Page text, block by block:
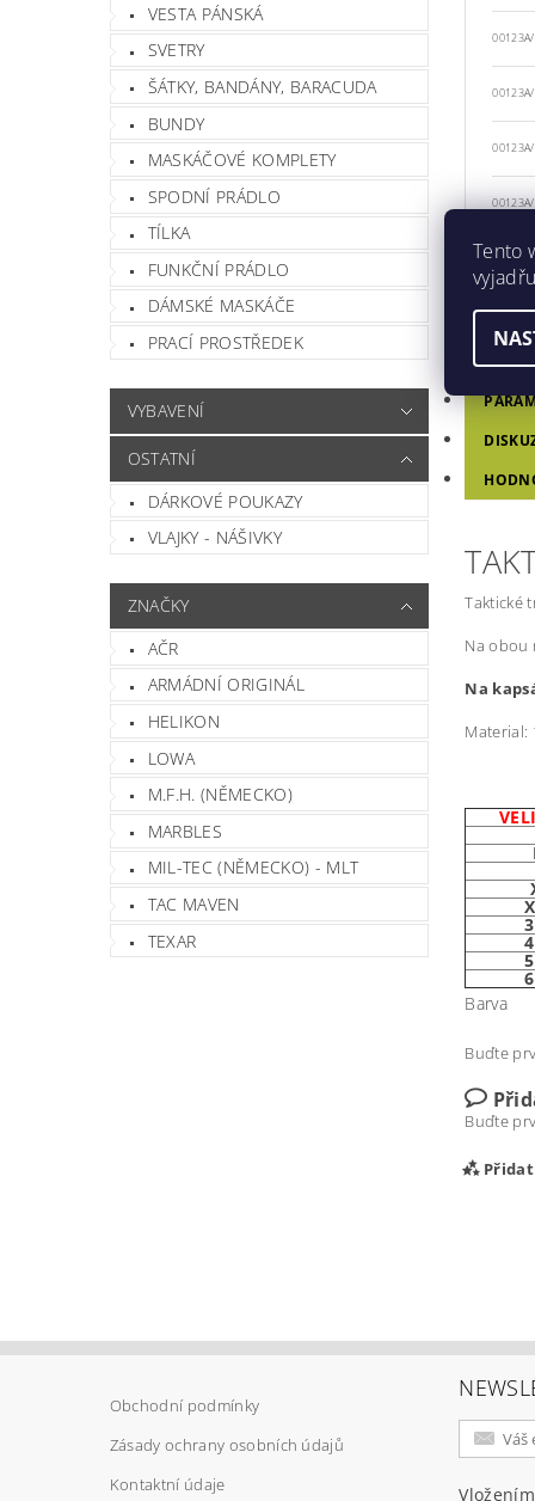
VESTA PÁNSKÁ
SVETRY
ŠÁTKY, BANDÁNY, BARACUDA
BUNDY
MASKÁČOVÉ KOMPLETY
SPODNÍ PRÁDLO
TÍLKA
FUNKČNÍ PRÁDLO
DÁMSKÉ MASKÁČE
PRACÍ PROSTŘEDEK
VYBAVENÍ
OSTATNÍ
DÁRKOVÉ POUKAZY
VLAJKY - NÁŠIVKY
ZNAČKY
AČR
ARMÁDNÍ ORIGINÁL
HELIKON
LOWA
M.F.H. (NĚMECKO)
MARBLES
MIL-TEC (NĚMECKO) - MLT
TAC MAVEN
TEXAR
00123A/
00123A/
POPIS
Taktické
Na obou
Na
Material:
Barva
Buďte
Buďte
Obchodní podmínky
Zásady ochrany osobních údajů
Kontaktní údaje
Tento